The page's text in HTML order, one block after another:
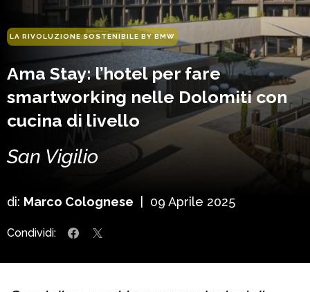
LA RIVOLUZIONE SOSTENIBILE BY BMW
Ama Stay: l’hotel per fare
smartworking nelle Dolomiti con
cucina di livello
San Vigilio
di: Marco Colognese 09 Aprile 2025
Condividi: